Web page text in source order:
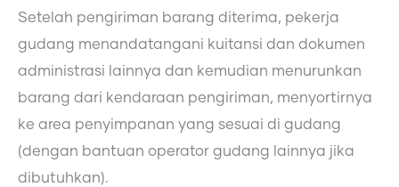
Setelah pengiriman barang diterima, pekerja
gudang menandatangani kuitansi dan dokumen
administrasi lainnya dan kemudian menurunkan
barang dari kendaraan pengiriman, menyortirnya
ke area penyimpanan yang sesuai di gudang
(dengan bantuan operator gudang lainnya jika
dibutuhkan).